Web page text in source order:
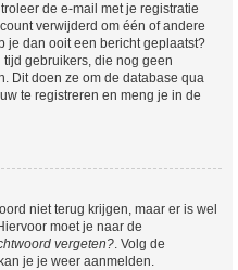
de e-mail met je registratie
verwijderd om één of andere
je dan ooit een bericht geplaatst?
tijd gebruikers, die nog geen
Dit doen ze om de database qua
te registreren en meng je in de
niet terug krijgen, maar er is wel
moet je naar de
vergeten?. Volg de
je je weer aanmelden.